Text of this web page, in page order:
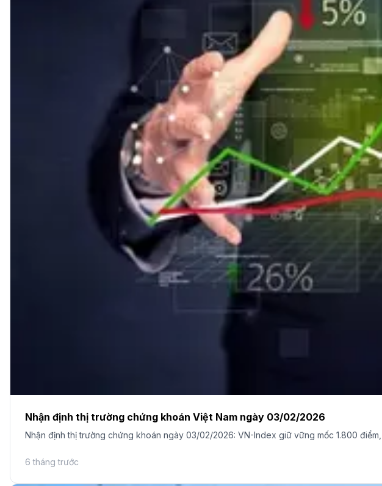
Nhận định thị trường chứng khoán Việt Nam ngày 03/02/2026
Nhận định thị trường chứng khoán ngày 03/02/2026: VN-Index giữ vững mốc 1.800
6 tháng trước